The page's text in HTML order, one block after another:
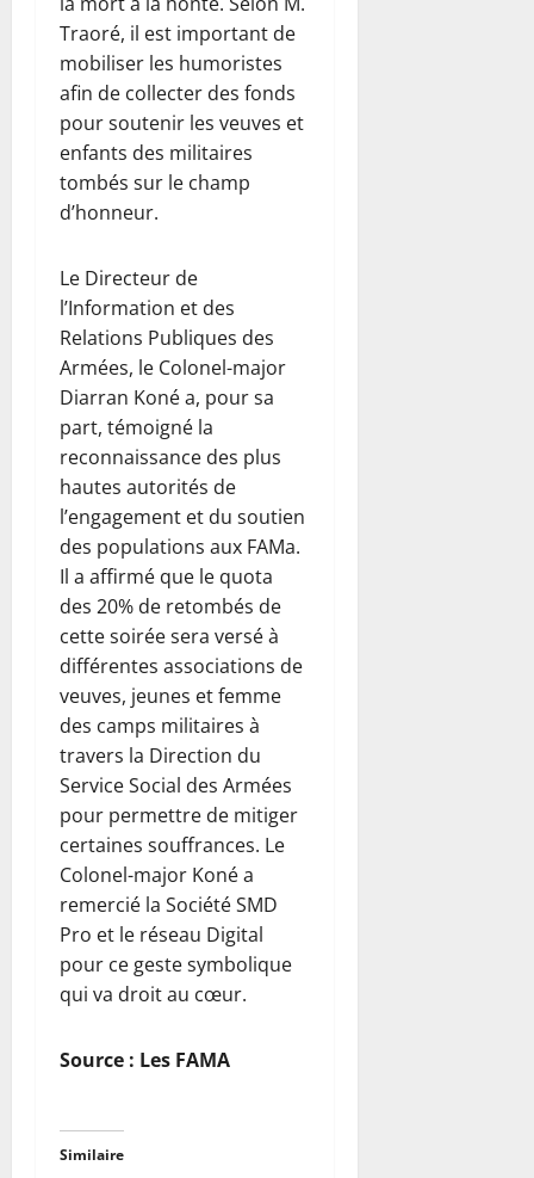
Traoré, il est important de
mobiliser les humoristes
afin de collecter des fonds
pour soutenir les veuves et
enfants des militaires
tombés sur le champ
d’honneur.
Le Directeur de
l’Information et des
Relations Publiques des
Armées, le Colonel-major
Diarran Koné a, pour sa
part, témoigné la
reconnaissance des plus
hautes autorités de
l’engagement et du soutien
des populations aux FAMa.
Il a affirmé que le quota
des 20% de retombés de
cette soirée sera versé à
différentes associations de
veuves, jeunes et femme
des camps militaires à
travers la Direction du
Service Social des Armées
pour permettre de mitiger
certaines souffrances. Le
Colonel-major Koné a
remercié la Société SMD
Pro et le réseau Digital
pour ce geste symbolique
qui va droit au cœur.
Source : Les FAMA
Similaire